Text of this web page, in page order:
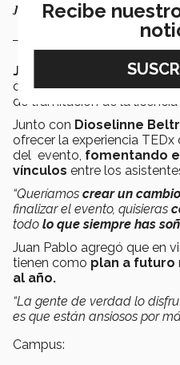
Juan Pablo Calderón (playera
Juan Pablo Calderón,
de Sistemas en 4to
de tramitación de la
Junto con Dioselinne
ofrecer la experiencia TEDx
del evento, fomentando
vínculos entre los
“Queríamos crear un cambio
finalizar el evento, quisieras
todo lo que siempre has
Juan Pablo agregó que en
tienen como plan a futuro
al año.
“La gente de verdad lo
es que están ansiosos por
Campus:
Recibe